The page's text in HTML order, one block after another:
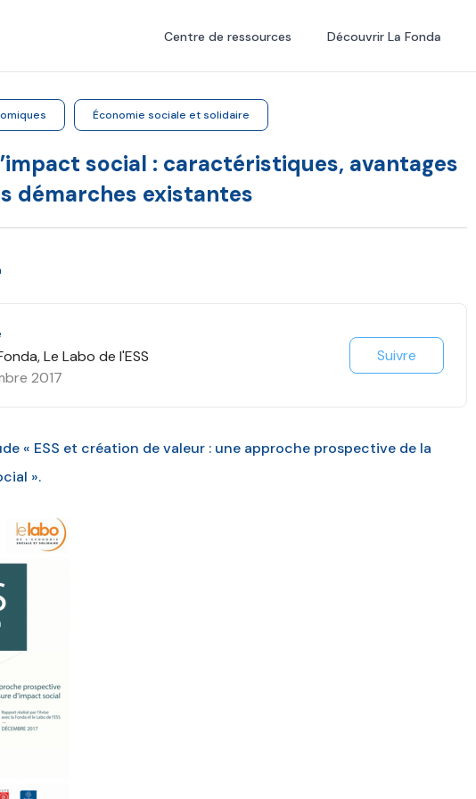
Centre de ressources Découvrir La Fonda
Économie sociale et solidaire
social : caractéristiques, avantages
démarches existantes
Le Labo de l'ESS
2017
Suivre
« ESS et création de valeur : une approche prospective de la
».